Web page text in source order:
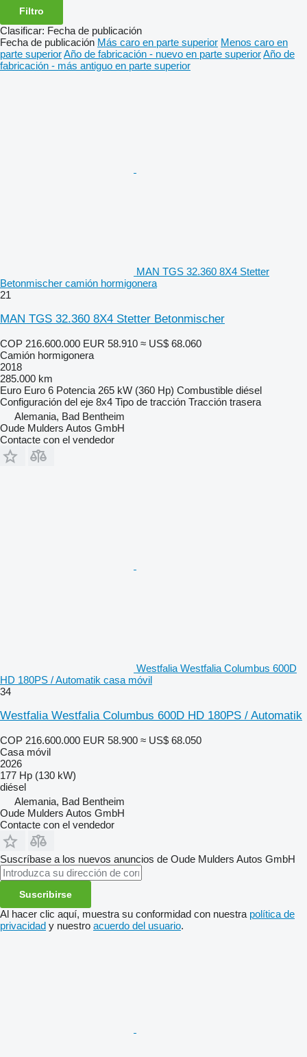
Filtro
Clasificar: Fecha de publicación
Fecha de publicación Más caro en parte superior Menos caro en
parte superiorAño de fabricación - nuevo en parte superiorAño de
fabricación - más antiguo en parte superior
MAN TGS 32.360 8X4 Stetter
Betonmischer camión hormigonera
21
MAN TGS 32.360 8X4 Stetter Betonmischer
COP 216.600.000 EUR 58.910 ≈ US$ 68.060
Camión hormigonera
2018
285.000 km
Euro Euro 6 Potencia 265 kW (360 Hp) Combustible diésel
Configuración del eje 8x4 Tipo de tracción Tracción trasera
Alemania, Bad Bentheim
Oude Mulders Autos GmbH
Contacte con el vendedor
Westfalia Westfalia Columbus 600D
HD 180PS / Automatik casa móvil
34
Westfalia Westfalia Columbus 600D HD 180PS / Automatik
COP 216.600.000 EUR 58.900 ≈ US$ 68.050
Casa móvil
2026
177 Hp (130 kW)
diésel
Alemania, Bad Bentheim
Oude Mulders Autos GmbH
Contacte con el vendedor
Suscríbase a los nuevos anuncios de Oude Mulders Autos GmbH
Suscribirse
Al hacer clic aquí, muestra su conformidad con nuestra política de
privacidad y nuestro acuerdo del usuario.